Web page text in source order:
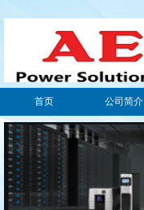
首页 公司简介